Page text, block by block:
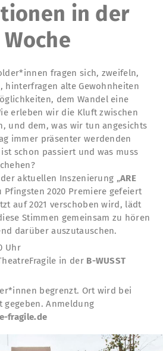
in der
fragen sich, zweifeln,
hinterfragen alte Gewohnheiten
dem Wandel eine
erleben wir die Kluft zwischen
und dem, was wir tun angesichts
immer präsenter werdenden
ist schon passiert und was muss
aktuellen Inszenierung „ARE
Pfingsten 2020 Premiere gefeiert
auf 2021 verschoben wird, lädt
Stimmen gemeinsam zu hören
darüber auszutauschen.
Uhr
in der B-WUSST
begrenzt. Ort wird bei
gegeben. Anmeldung
fragile.de
TheatreFragile
Kontakt
um das Besucherverhalten
zu messen
Weitere